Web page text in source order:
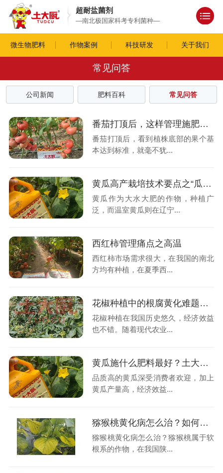
超耐盐菌剂
—南北极国家科考专利菌种—
微生物肥料 作物案例 科技研发 关于我们
常见问答
公司新闻 肥料百科 常见问答
番茄打顶后，这样管理施肥产量翻倍！
番茄打顶后，看到植株底部的果个基
本达到标准，就毫不犹...
黄瓜高产栽培技术要点之“瓜打顶”
黄瓜作为大水大肥的作物，种植广
泛，而温室黄瓜则在辽宁...
西红柿管理痛点之高温
西红柿市场需求很大，在我国的南北
方均有种植，在夏季西...
花椒种植中的根腐黄化难题，椒农一定要看
花椒种植在我国历史悠久，经济效益
也不错。随着现代农业...
黄瓜施什么肥料最好？土大厨分享经验
品质高的黄瓜深受消费者欢迎，加上
黄瓜产量高，经济效益...
猕猴桃黄化病怎么治？如何管理？
猕猴桃黄化病怎么治？猕猴桃属于软
根系的作物，在我国陕...